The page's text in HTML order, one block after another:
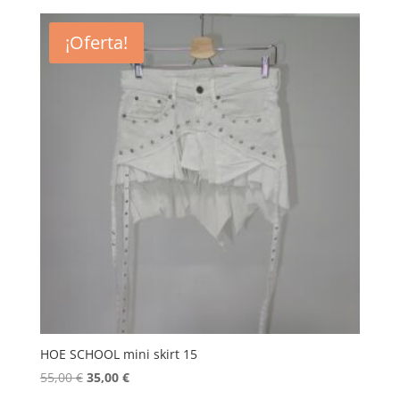
era:
55,00 €.
es:
45,00 €.
¡Oferta!
HOE SCHOOL mini skirt 15
55,00€ El
35,00 €El